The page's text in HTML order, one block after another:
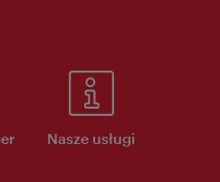
Nasze usługi